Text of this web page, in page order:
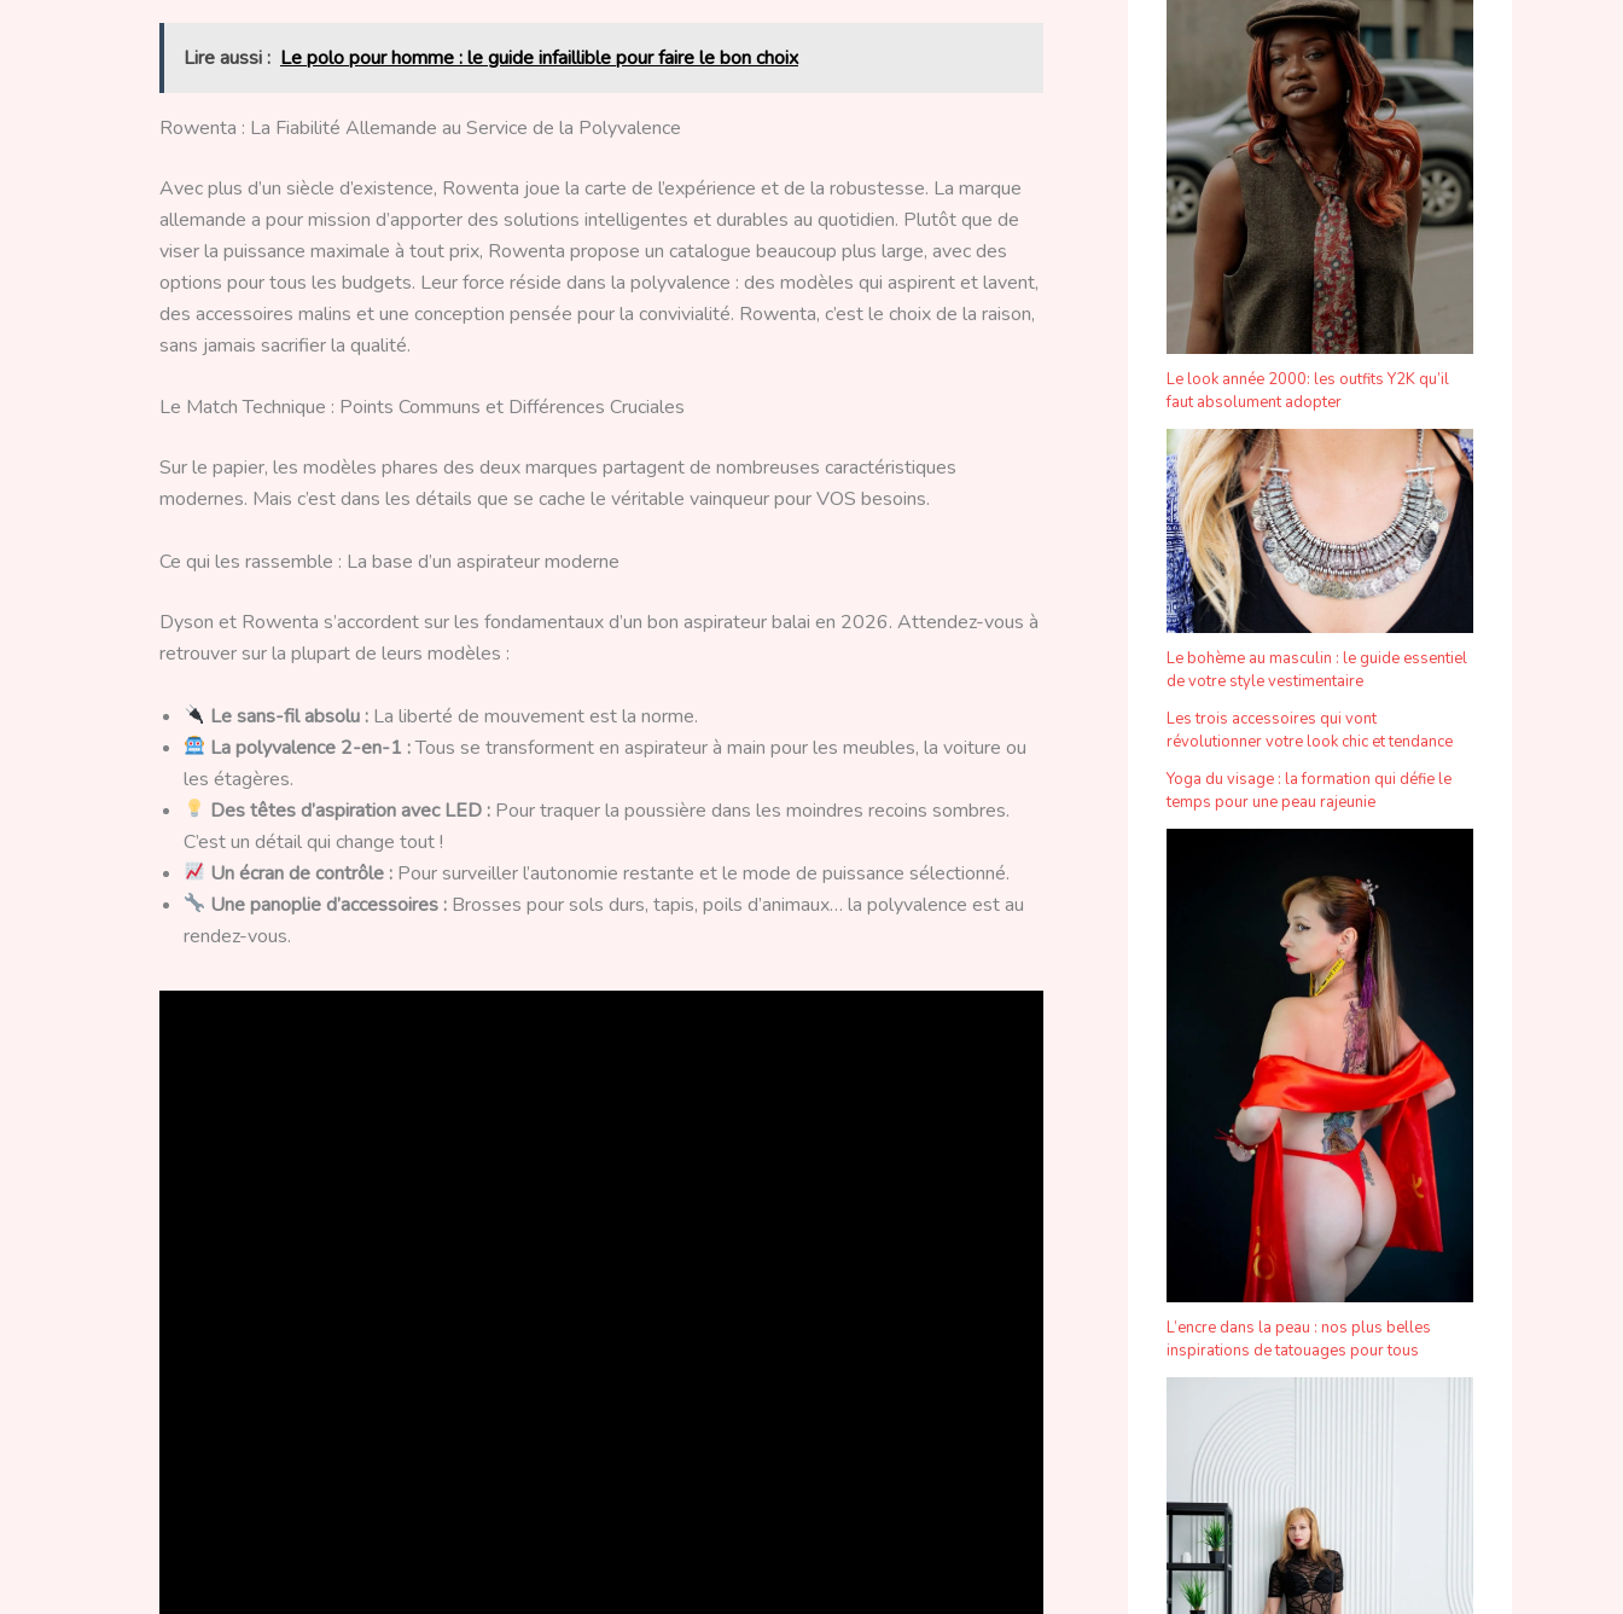
Lire aussi : Le polo pour homme : le guide infaillible pour faire le bon choix
Rowenta : La Fiabilité Allemande au Service de la Polyvalence
Avec plus d’un siècle d’existence, Rowenta joue la carte de l’expérience et de la robustesse. La marque
allemande a pour mission d’apporter des solutions intelligentes et durables au quotidien. Plutôt que de
viser la puissance maximale à tout prix, Rowenta propose un catalogue beaucoup plus large, avec des
options pour tous les budgets. Leur force réside dans la polyvalence : des modèles qui aspirent et lavent,
des accessoires malins et une conception pensée pour la convivialité. Rowenta, c’est le choix de la raison,
sans jamais sacrifier la qualité.
Le Match Technique : Points Communs et Différences Cruciales
Sur le papier, les modèles phares des deux marques partagent de nombreuses caractéristiques
modernes. Mais c’est dans les détails que se cache le véritable vainqueur pour VOS besoins.
Ce qui les rassemble : La base d’un aspirateur moderne
Dyson et Rowenta s’accordent sur les fondamentaux d’un bon aspirateur balai en 2026. Attendez-vous à
retrouver sur la plupart de leurs modèles :
Le sans-fil absolu : La liberté de mouvement est la norme.
La polyvalence 2-en-1 :Tous se transforment en aspirateur à main pour les meubles, la voiture ou
les étagères.
Des têtes d’aspiration avec LED : Pour traquer la poussière dans les moindres recoins sombres.
C’est un détail qui change tout !
Un écran de contrôle : Pour surveiller l’autonomie restante et le mode de puissance sélectionné.
Une panoplie d’accessoires : Brosses pour sols durs, tapis, poils d’animaux… la polyvalence est au
rendez-vous.
Le look année 2000: les outfits Y2K qu’il
faut absolument adopter
Le bohème au masculin : le guide essentiel
de votre style vestimentaire
Les trois accessoires qui vont
révolutionner votre look chic et tendance
Yoga du visage : la formation qui défie le
temps pour une peau rajeunie
L’encre dans la peau : nos plus belles
inspirations de tatouages pour tous